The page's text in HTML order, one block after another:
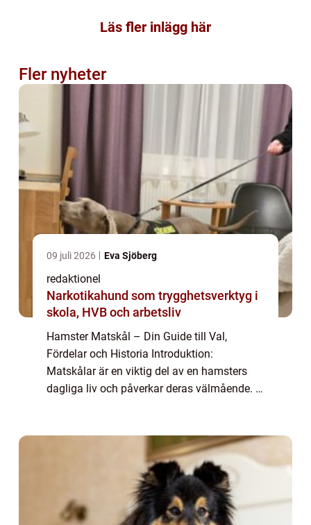
Läs fler inlägg här
Fler nyheter
09 juli 2026 Eva Sjöberg
redaktionel
Narkotikahund som trygghetsverktyg i
skola, HVB och arbetsliv
Hamster Matskål – Din Guide till Val,
Fördelar och Historia Introduktion:
Matskålar är en viktig del av en hamsters
dagliga liv och påverkar deras välmående. I